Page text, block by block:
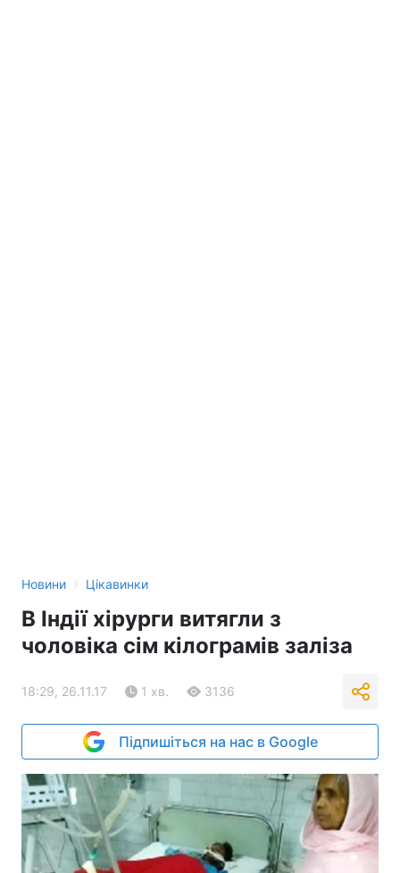
Новини › Цікавинки
В Індії хірурги витягли з
чоловіка сім кілограмів заліза
18:29, 26.11.17 1 хв. 3136
Підпишіться на нас в Google